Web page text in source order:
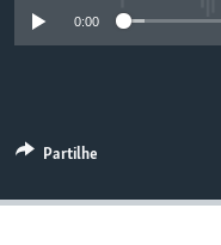
0:00
Partilhe